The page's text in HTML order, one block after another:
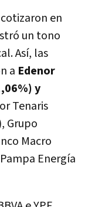
en
un tono
Así, las
a Edenor
y
Tenaris
Grupo
Macro
Energía